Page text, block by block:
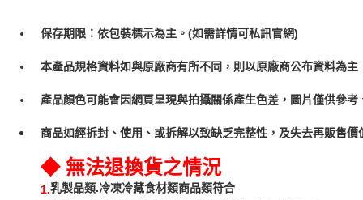
保存期限：依包裝標示為主。(如需詳情可私訊官網)
本產品規格資料如與原廠商有所不同，則以原廠商公布資料為主
產品顏色可能會因網頁呈現與拍攝關係產生色差，圖片僅供參
商品如經拆封、使用、或拆解以致缺乏完整性，及失去再販售
◆ 無法退換貨之情況
1.乳製品類.冷凍冷藏食材類商品類符合